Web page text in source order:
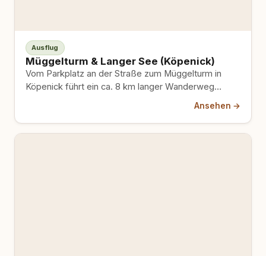
Ausflug
Müggelturm & Langer See (Köpenick)
Vom Parkplatz an der Straße zum Müggelturm in
Köpenick führt ein ca. 8 km langer Wanderweg
Ansehen →